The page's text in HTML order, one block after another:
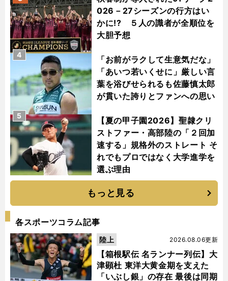
026－27シーズンの行方はい
かに!? ５人の識者が全順位を
大胆予想
「お前がラクして生意気だな」
「あいつ若いくせに」厳しい言
葉を浴びせられるも佐藤慎太郎
が貫いた誇りとファンへの思い
4
【夏の甲子園2026】聖隷クリ
ストファー・高部陸の「２回加
速する」規格外のストレート そ
れでもプロではなく大学進学を
選ぶ理由
5
もっと見る
各スポーツコラム記事
【箱根駅伝 名ランナー列伝】大
津顕杜 東洋大黄金期を支えた
「いぶし銀」の存在 最後は同期
2026.08.06更新
陸上